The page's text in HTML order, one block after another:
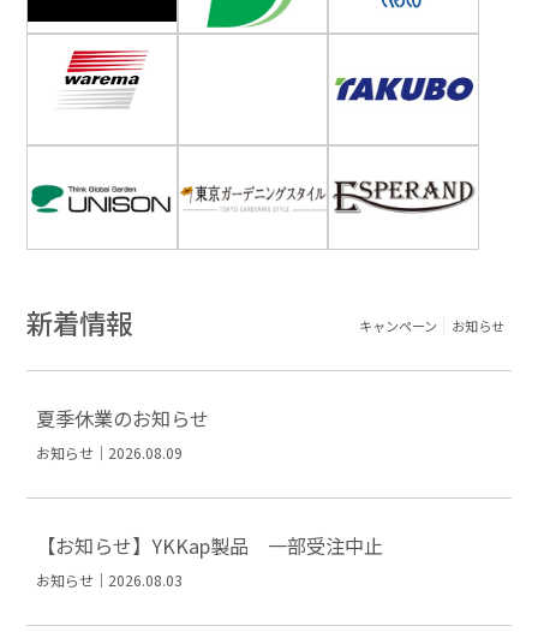
新着情報 キャンペーン お知らせ
夏季休業のお知らせ
お知らせ｜2026.08.09
【お知らせ】YKKap製品 一部受注中止
お知らせ｜2026.08.03